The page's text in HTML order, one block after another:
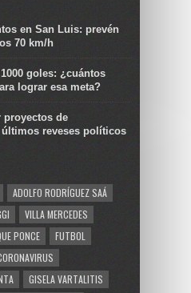
en San Luis: prevén
70 km/h
goles: ¿cuántos
lograr esa meta?
proyectos de
reveses políticos
ADOLFO RODRÍGUEZ SAÁ
VILLA MERCEDES
PONCE
FUTBOL
GISELA VARTALITIS